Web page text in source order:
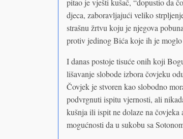
pitao je vješti kušač, “dopustio da
djeca, zaboravljajući veliko
strašnu žrtvu koju je njegova
protiv jedinog Bića koje ih je
I danas postoje tisuće onih koji
lišavanje slobode izbora čovjeku
Čovjek je stvoren kao slobodno
podvrgnuti ispitu vjernosti, ali
kušnja ili ispit ne dolaze na
mogućnosti da u sukobu sa